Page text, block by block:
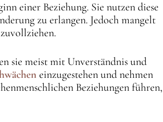
einer Beziehung. Sie nutzen diese
zu erlangen. Jedoch mangelt
sie meist mit Unverständnis und
einzugestehen und nehmen
Beziehungen führen,